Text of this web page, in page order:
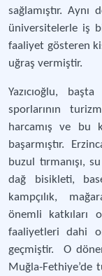
sağlamıştır.
üniversitelerle iş
faaliyet gösteren
uğraş vermiştir.
Yazıcıoğlu,
sporlarının
harcamış ve bu
başarmıştır.
buzul tırmanışı,
dağ bisikleti,
kampçılık,
önemli katkıları
faaliyetleri dahi
geçmiştir. O
Muğla-